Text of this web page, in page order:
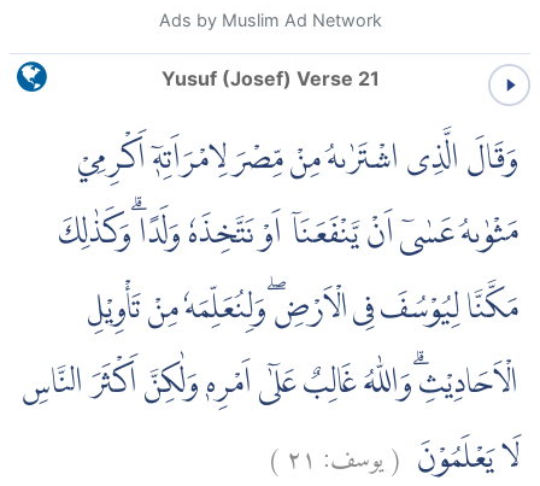
Ads by Muslim Ad Network
Yusuf (Josef) Verse 21
وَقَالَ الَّذِى اشْتَرٰىهُ مِنْ مِّصْرَ لِامْرَاَتِهٖٓ اَكْرِمِيْ
مَثْوٰىهُ عَسٰىٓ اَنْ يَّنْفَعَنَآ اَوْ نَتَّخِذَهٗ وَلَدًا ۗوَكَذٰلِكَ
مَكَّنَّا لِيُوْسُفَ فِى الْاَرْضِۖ وَلِنُعَلِّمَهٗ مِنْ تَأْوِيْلِ
الْاَحَادِيْثِۗ وَاللّٰهُ غَالِبٌ عَلٰٓى اَمْرِهٖ وَلٰكِنَّ اَكْثَرَ النَّاسِ
لَا يَعْلَمُوْنَ (يوسف: ٢١)